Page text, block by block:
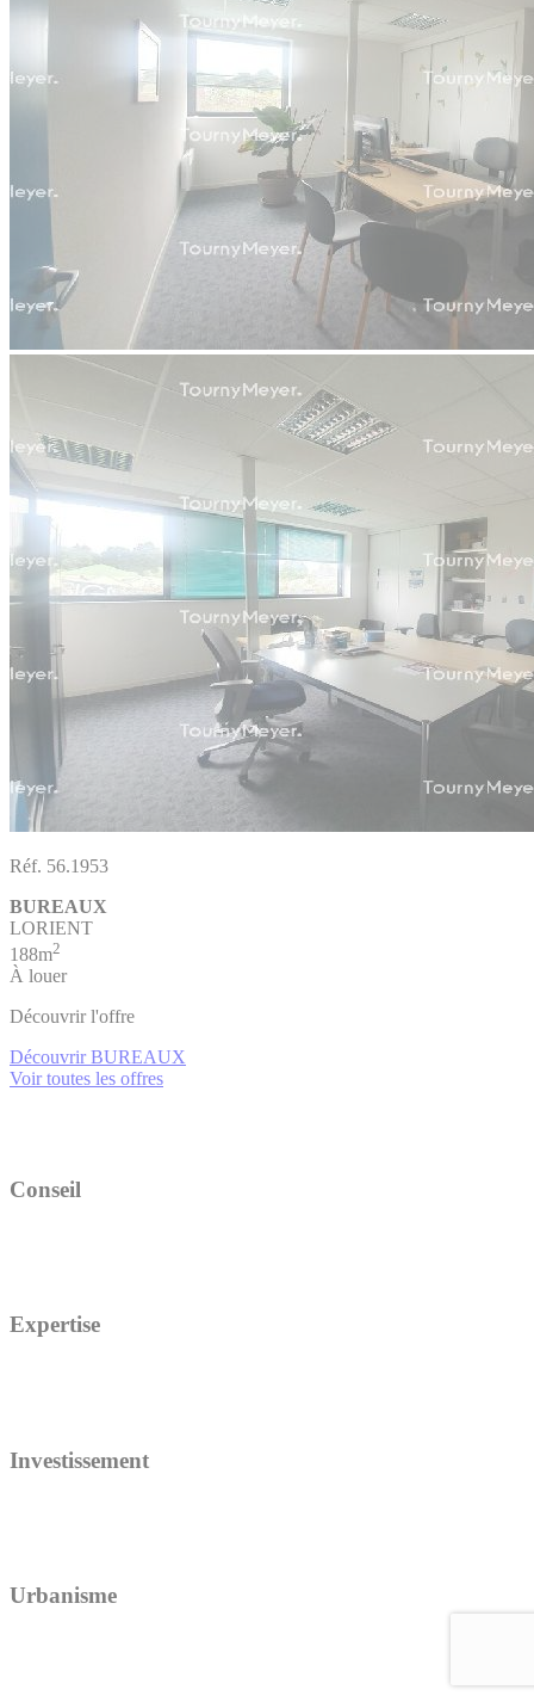
Réf. 56.1953
BUREAUX
LORIENT
188m2
À louer
Découvrir l'offre
Découvrir BUREAUX
Voir toutes les offres
Conseil
Expertise
Investissement
Urbanisme